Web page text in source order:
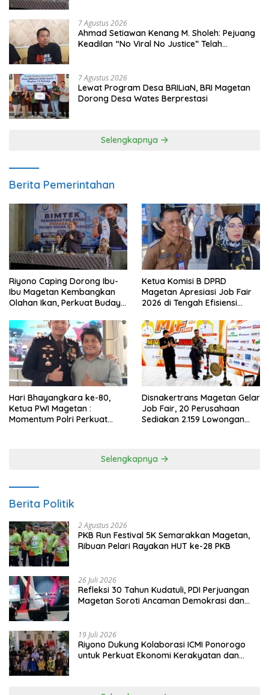
7 Agustus 2026
Ahmad Setiawan Kenang M. Sholeh: Pejuang
Keadilan “No Viral No Justice” Telah
7 Agustus 2026
Lewat Program Desa BRILiaN, BRI Magetan
Dorong Desa Wates Berprestasi
Selengkapnya
Berita Pemerintahan
Riyono Caping Dorong Ibu-
Ibu Magetan Kembangkan
Olahan Ikan, Perkuat Budaya
Ketua Komisi B DPRD
Magetan Apresiasi Job Fair
2026 di Tengah Efisiensi
Hari Bhayangkara ke-80,
Ketua PWI Magetan :
Momentum Polri Perkuat
Disnakertrans Magetan Gelar
Job Fair, 20 Perusahaan
Sediakan 2.159 Lowongan
Selengkapnya
Berita Politik
2 Agustus 2026
PKB Run Festival 5K Semarakkan Magetan,
Ribuan Pelari Rayakan HUT ke-28 PKB
26 Juli 2026
Refleksi 30 Tahun Kudatuli, PDI Perjuangan
Magetan Soroti Ancaman Demokrasi dan
19 Juli 2026
Riyono Dukung Kolaborasi ICMI Ponorogo
untuk Perkuat Ekonomi Kerakyatan dan